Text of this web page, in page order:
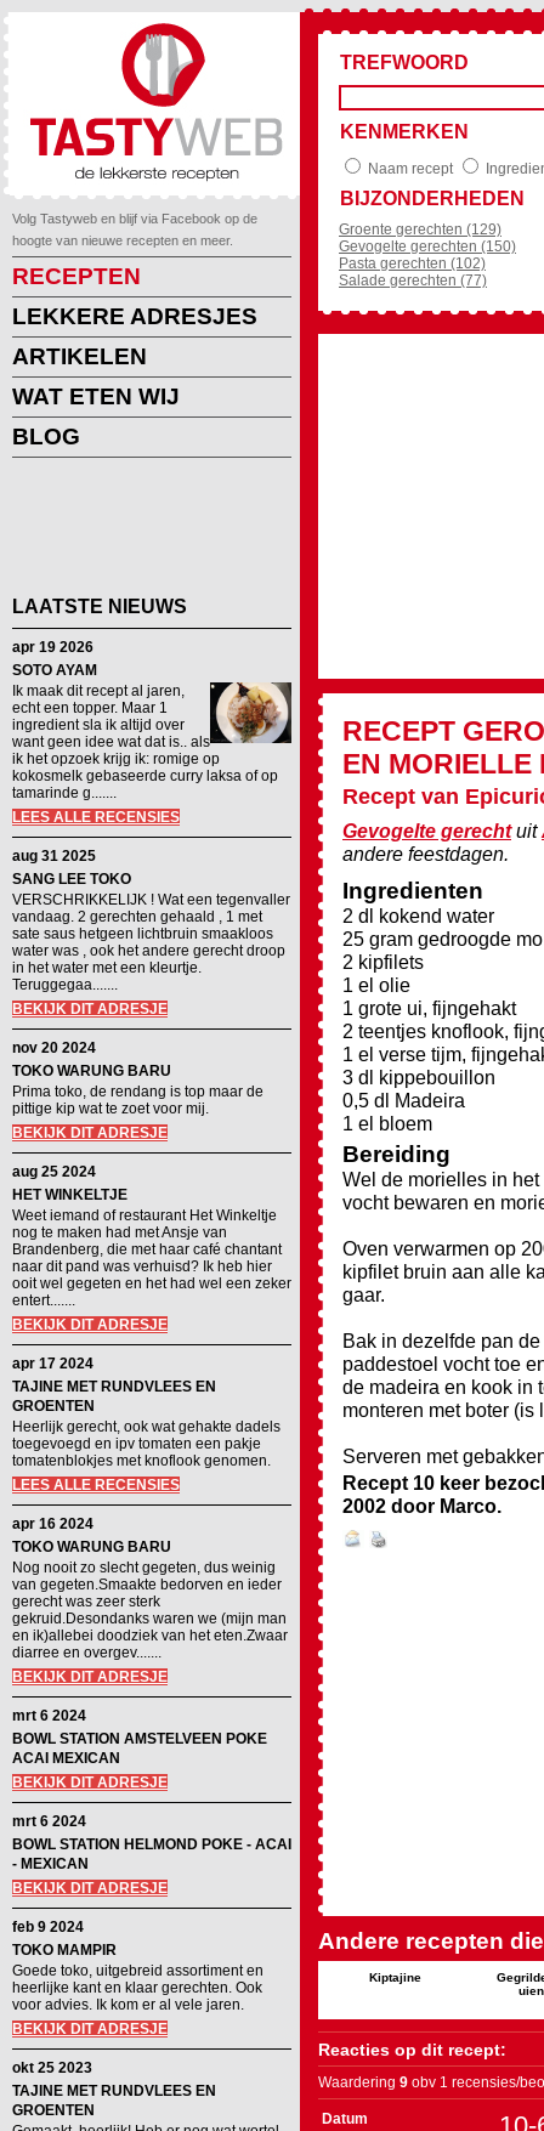
Volg Tastyweb en blijf via Facebook op de
hoogte van nieuwe recepten en meer.
RECEPTEN
LEKKERE ADRESJES
ARTIKELEN
WAT ETEN WIJ
BLOG
LAATSTE NIEUWS
apr 19 2026
SOTO AYAM
Ik maak dit recept al jaren,
echt een topper. Maar 1
ingredient sla ik altijd over
want geen idee wat dat is.. als
ik het opzoek krijg ik: romige op
kokosmelk gebaseerde curry laksa of op
tamarinde g.......
LEES ALLE RECENSIES
aug 31 2025
SANG LEE TOKO
VERSCHRIKKELIJK ! Wat een tegenvaller
vandaag. 2 gerechten gehaald , 1 met
sate saus hetgeen lichtbruin smaakloos
water was , ook het andere gerecht droop
in het water met een kleurtje.
Teruggegaa.......
BEKIJK DIT ADRESJE
nov 20 2024
TOKO WARUNG BARU
Prima toko, de rendang is top maar de
pittige kip wat te zoet voor mij.
BEKIJK DIT ADRESJE
aug 25 2024
HET WINKELTJE
Weet iemand of restaurant Het Winkeltje
nog te maken had met Ansje van
Brandenberg, die met haar café chantant
naar dit pand was verhuisd? Ik heb hier
ooit wel gegeten en het had wel een zeker
entert.......
BEKIJK DIT ADRESJE
apr 17 2024
TAJINE MET RUNDVLEES EN
GROENTEN
Heerlijk gerecht, ook wat gehakte dadels
toegevoegd en ipv tomaten een pakje
tomatenblokjes met knoflook genomen.
LEES ALLE RECENSIES
apr 16 2024
TOKO WARUNG BARU
Nog nooit zo slecht gegeten, dus weinig
van gegeten.Smaakte bedorven en ieder
gerecht was zeer sterk
gekruid.Desondanks waren we (mijn man
en ik)allebei doodziek van het eten.Zwaar
diarree en overgev.......
BEKIJK DIT ADRESJE
mrt 6 2024
BOWL STATION AMSTELVEEN POKE
ACAI MEXICAN
BEKIJK DIT ADRESJE
mrt 6 2024
BOWL STATION HELMOND POKE - ACAI
- MEXICAN
BEKIJK DIT ADRESJE
feb 9 2024
TOKO MAMPIR
Goede toko, uitgebreid assortiment en
heerlijke kant en klaar gerechten. Ook
voor advies. Ik kom er al vele jaren.
BEKIJK DIT ADRESJE
okt 25 2023
TAJINE MET RUNDVLEES EN
GROENTEN
TREFWOORD
KENMERKEN
Naam recept
BIJZONDERHEDEN
Groente gerechten (129)
Gevogelte gerechten (150)
Pasta gerechten (102)
Salade gerechten (77)
RECEPT
EN MORIELLE
Recept van
Gevogelte gerechtuit
andere feestdagen.
Ingredienten
2 dl kokend water
25 gram gedroogde
2 kipfilets
1 el olie
1 grote ui, fijngehakt
2 teentjes knoflook,
1 el verse tijm,
3 dl kippebouillon
0,5 dl Madeira
1 el bloem
Bereiding
Wel de morielles in
vocht bewaren en
Oven verwarmen op
kipfilet bruin aan alle
gaar.
Bak in dezelfde pan
paddestoel vocht toe
de madeira en kook in
monteren met boter (is
Serveren met
Recept 10 keer
2002 door Marco.
Andere recepten
Kiptajine
Reacties op dit recept:
Waardering 9 obv 1 recensies/
Datum